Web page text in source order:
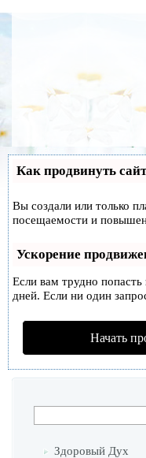
Как продвинуть
Вы создали или только
посещаемости и
Ускорение
Если вам трудно
дней. Если ни один
Начать
Здоровый Дух